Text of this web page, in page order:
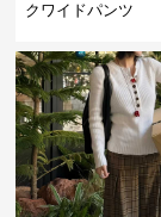
クワイドパンツ